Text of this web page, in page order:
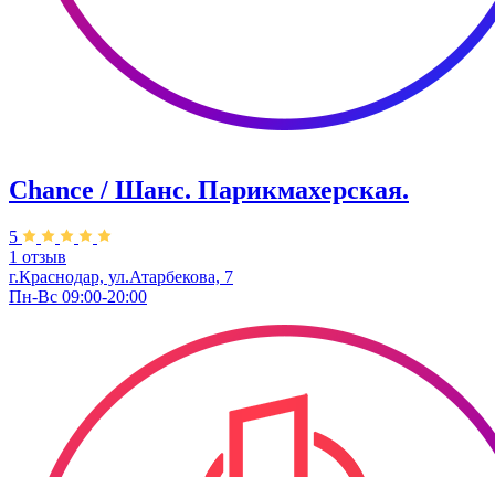
Chance / Шанс. Парикмахерская.
5
1 отзыв
г.Краснодар, ул.Атарбекова, 7
Пн-Вс 09:00-20:00